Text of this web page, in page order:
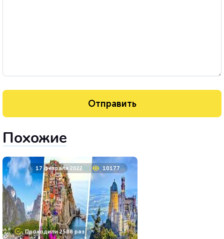
Похожие
17 февраля 2022 10177
Проходили 2588 раз